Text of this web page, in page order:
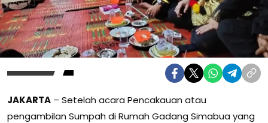
JAKARTA – Setelah acara Pencakauan atau
pengambilan Sumpah di Rumah Gadang Simabua yang